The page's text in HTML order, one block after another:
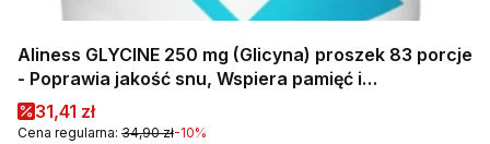
Aliness GLYCINE 250 mg (Glicyna) proszek 83 porcje
- Poprawia jakość snu, Wspiera pamięć i
koncentrację
Cena promocyjna
31,41 zł
Cena regularna: 34,90 zł-10%